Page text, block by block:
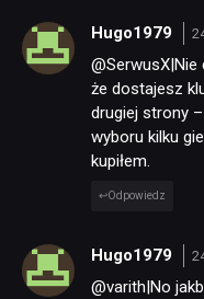
Hugo1979
że dostajesz
drugiej strony
wyboru kilku
kupiłem.
Odpowiedz
Hugo1979
@varith|No